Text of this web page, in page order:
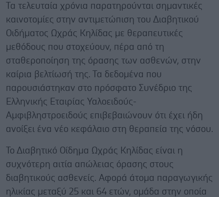
Τα τελευταία χρόνια παρατηρούνται σημαντικές
καινοτομίες στην αντιμετώπιση του Διαβητικού
Οιδήματος Ωχράς Κηλίδας με θεραπευτικές
μεθόδους που στοχεύουν, πέρα από τη
σταθεροποίηση της όρασης των ασθενών, στην
καίρια βελτίωσή της. Τα δεδομένα που
παρουσιάστηκαν στο πρόσφατο Συνέδριο της
Ελληνικής Εταιρίας Υαλοειδούς-
Αμφιβληστροειδούς επιβεβαιώνουν ότι έχει ήδη
ανοίξει ένα νέο κεφάλαιο στη θεραπεία της νόσου.
Το Διαβητικό Οίδημα Ωχράς Κηλίδας είναι η
συχνότερη αιτία απώλειας όρασης στους
διαβητικούς ασθενείς. Αφορά άτομα παραγωγικής
ηλικίας μεταξύ 25 και 64 ετών, ομάδα στην οποία